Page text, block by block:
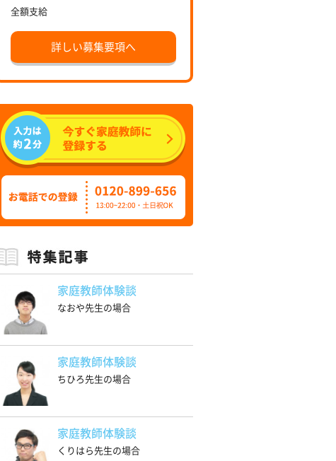
全額支給
詳しい募集要項へ
家庭教師体験談
なおや先生の場合
家庭教師体験談
ちひろ先生の場合
家庭教師体験談
くりはら先生の場合